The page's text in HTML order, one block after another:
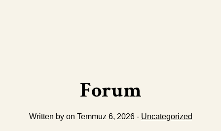
Forum
Written by on Temmuz 6, 2026 - Uncategorized